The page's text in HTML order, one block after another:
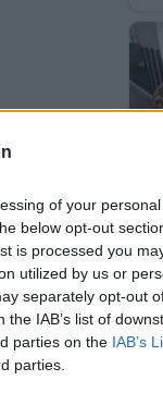
of your
below opt-out
is processed you
utilized by us or
separately opt-out
IAB’s list of
parties on the IAB’s
parties.
Moji